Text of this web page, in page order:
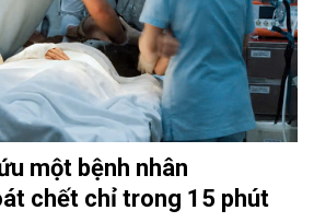
một bệnh nhân
chết chỉ trong 15 phút